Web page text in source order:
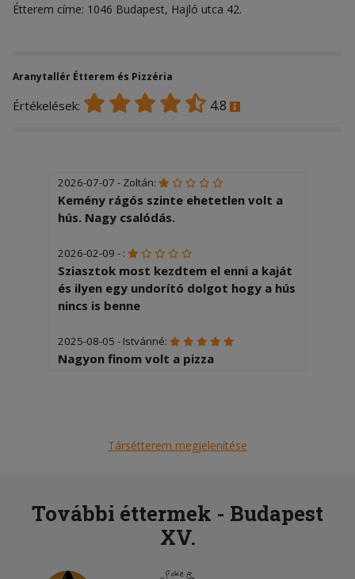
Étterem címe: 1046 Budapest, Hajló utca 42.
Aranytallér Étterem és Pizzéria
Értékelések: 4.8
2026-07-07 - Zoltán:
Kemény rágós szinte ehetetlen volt a
hús. Nagy csalódás.
2026-02-09 - :
Sziasztok most kezdtem el enni a kaját
és ilyen egy undorító dolgot hogy a hús
nincs is benne
2025-08-05 - Istvánné:
Nagyon finom volt a pizza
a megrendelést.
Társétterem megjelenítése
További éttermek - Budapest
XV.